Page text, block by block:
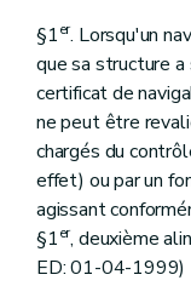
§1er. Lorsqu'un
que sa structure
certificat de
ne peut être
chargés du
effet) ou par un
agissant
§1er, deuxième
ED: 01-04-1999)